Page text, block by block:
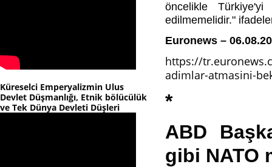
Küreselci Emperyalizmin Ulus
Devlet Düşmanlığı, Etnik bölücülük
ve Tek Dünya Devleti Düşleri
öncelikle Türkiye'yi
edilmemelidir."
Euronews –
https://
adimlar-atmasini-
*
ABD
gibi NATO